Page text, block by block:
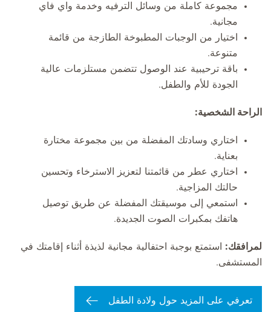
مجموعة كاملة من وسائل الترفيه وخدمة واي فاي
مجانية.
اختيار من الوجبات المطبوخة الطازجة من قائمة
متنوعة.
باقة ترحيبية عند الوصول تتضمن مستلزمات عالية
الجودة للأم والطفل.
الراحة الشخصية:
اختاري وسادتك المفضلة من بين مجموعة مختارة
بعناية.
اختاري عطر من قائمتنا لتعزيز الاسترخاء وتحسين
حالتك المزاجية.
استمعي إلى موسيقتك المفضلة عن طريق توصيل
هاتفك بمكبرات الصوت الجديدة.
لمرافقك: استمتع بوجبة احتفالية مجانية لذيذة أثناء إقامتك في
المستشفى.
تعرفي على المزيد حول ولادة الطفل